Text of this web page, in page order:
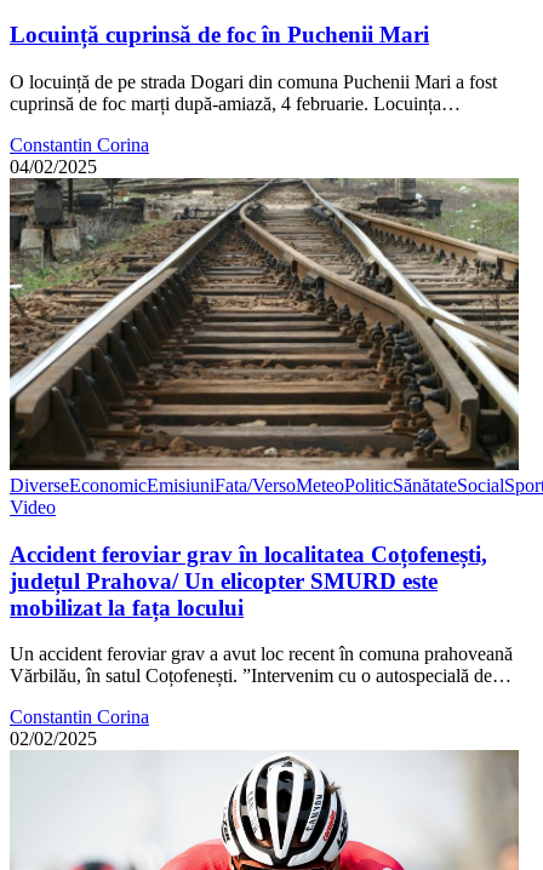
Locuință cuprinsă de foc în Puchenii Mari
O locuință de pe strada Dogari din comuna Puchenii Mari a fost
cuprinsă de foc marți după-amiază, 4 februarie. Locuința…
Constantin Corina
04/02/2025
DiverseEconomicEmisiuniFata/VersoMeteoPoliticSănătateSocial
Video
Accident feroviar grav în localitatea Coțofenești,
județul Prahova/ Un elicopter SMURD este
mobilizat la fața locului
Un accident feroviar grav a avut loc recent în comuna prahoveană
Vărbilău, în satul Coțofenești. ”Intervenim cu o autospecială de…
Constantin Corina
02/02/2025